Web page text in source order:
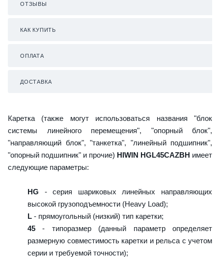
ОТЗЫВЫ
КАК КУПИТЬ
ОПЛАТА
ДОСТАВКА
Каретка (также могут использоваться названия "блок
системы линейного перемещения", "опорный блок",
"направляющий блок", "танкетка", "линейный подшипник",
"опорный подшипник" и прочие) HIWIN HGL45CAZBH имеет
следующие параметры:
HG - серия шариковых линейных направляющих
высокой грузоподъемности (Heavy Load);
L - прямоугольный (низкий) тип каретки;
45 - типоразмер (данный параметр определяет
размерную совместимость каретки и рельса с учетом
серии и требуемой точности);